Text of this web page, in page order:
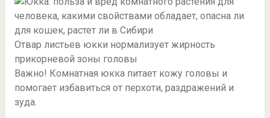
Отвар листьев юкки нормализует жирность
прикорневой зоны головы
Важно! Комнатная юкка питает кожу головы и
помогает избавиться от перхоти, раздражений и
зуда.